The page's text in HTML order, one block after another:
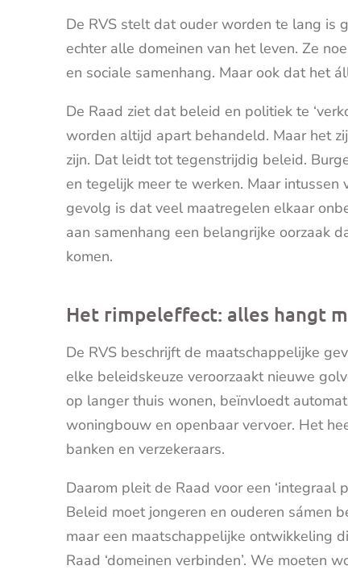
De RVS stelt dat ouder worden te lang is
echter alle domeinen van het leven. Ze
en sociale samenhang. Maar ook dat het
De Raad ziet dat beleid en politiek te
worden altijd apart behandeld. Maar het
zijn. Dat leidt tot tegenstrijdig beleid.
en tegelijk meer te werken. Maar
gevolg is dat veel maatregelen elkaar
aan samenhang een belangrijke oorzaak
komen.
Het rimpeleffect: alles hangt
De RVS beschrijft de maatschappelijke
elke beleidskeuze veroorzaakt nieuwe
op langer thuis wonen, beïnvloedt
woningbouw en openbaar vervoer. Het
banken en verzekeraars.
Daarom pleit de Raad voor een ‘integraal
Beleid moet jongeren en ouderen sámen
maar een maatschappelijke ontwikkeling
Raad ‘domeinen verbinden’. We moeten